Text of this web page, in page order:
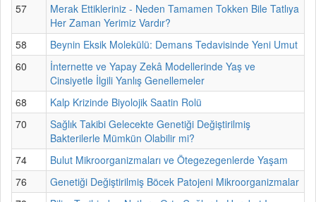
57
Merak Ettikleriniz - Neden Tamamen Tokken Bile Tatlıya
Her Zaman Yerimiz Vardır?
58
Beynin Eksik Molekülü: Demans Tedavisinde Yeni Umut
60
İnternette ve Yapay Zekâ Modellerinde Yaş ve
Cinsiyetle İlgili Yanlış Genellemeler
68
Kalp Krizinde Biyolojik Saatin Rolü
70
Sağlık Takibi Gelecekte Genetiği Değiştirilmiş
Bakterilerle Mümkün Olabilir mi?
74
Bulut Mikroorganizmaları ve Ötegezegenlerde Yaşam
76
Genetiği Değiştirilmiş Böcek Patojeni Mikroorganizmalar